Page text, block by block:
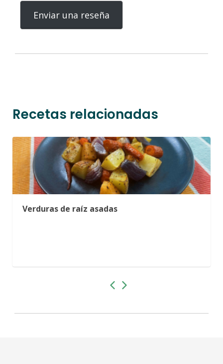
Enviar una reseña
Recetas relacionadas
Verduras de raíz asadas